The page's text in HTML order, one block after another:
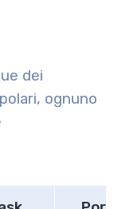
dei
ognuno